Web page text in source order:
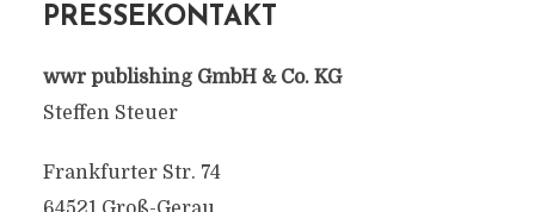
PRESSEKONTAKT
wwr publishing GmbH & Co. KG
Steffen Steuer
Frankfurter Str. 74